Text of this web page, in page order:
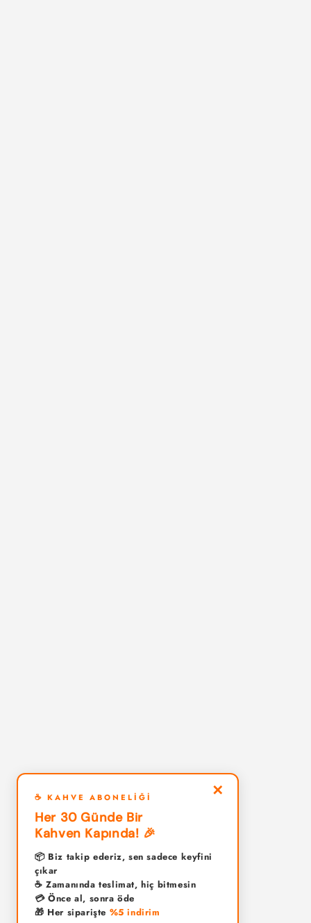
✕
☕ KAHVE ABONELIĞI
Her 30 Günde Bir
Kahven Kapında! 🎉
📦 Biz takip ederiz, sen sadece keyfini
çıkar
☕ Zamanında teslimat, hiç bitmesin
💳 Önce al, sonra öde
🎁 Her siparişte %5 indirim